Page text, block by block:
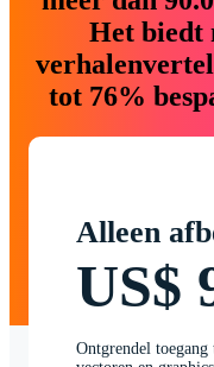
Het biedt
tot 76%
Alleen
US$
Ontgrendel